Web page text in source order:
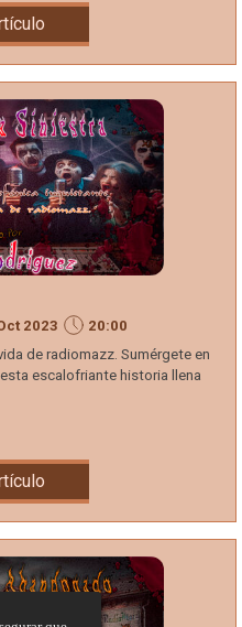
2023
20:00
de radiomazz. Sumérgete en
escalofriante historia llena